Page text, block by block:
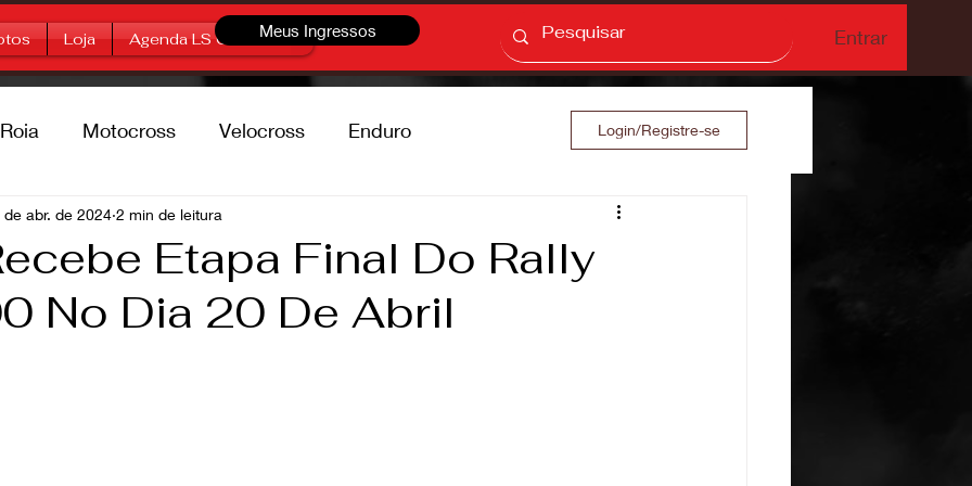
Loja Agenda LS OffroadMeus Ingressos Entrar
Motocross Velocross Enduro
Marcas
Login/Registre-se
Etapa Final Do Rally
No Dia 20 De Abril
de abr. de 2024 2 min de leitura